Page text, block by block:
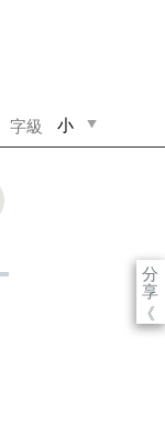
字級 小
分
享
《